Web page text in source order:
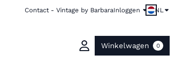
Contact - Vintage by BarbaraInloggen NL
Winkelwagen 0